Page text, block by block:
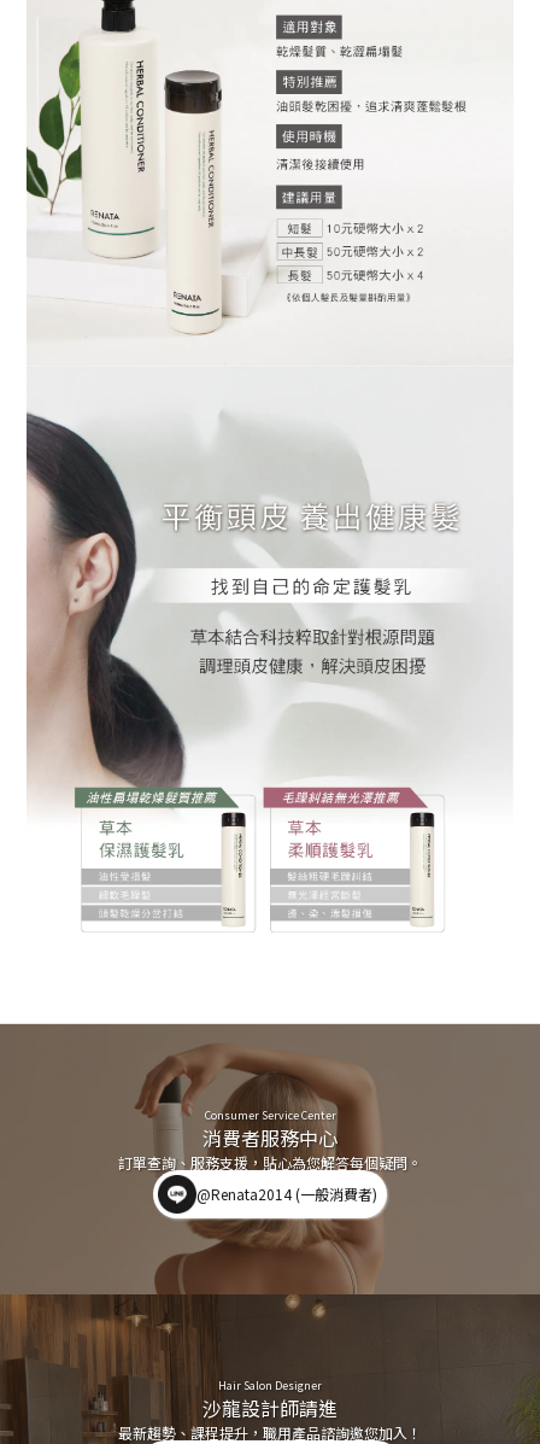
Consumer Service Center
消費者服務中心
訂單查詢、服務支援，貼心為您解答每個疑問。
@Renata2014 (一般消費者)
Hair Salon Designer
沙龍設計師請進
最新趨勢、課程提升，職用產品諮詢邀您加入！